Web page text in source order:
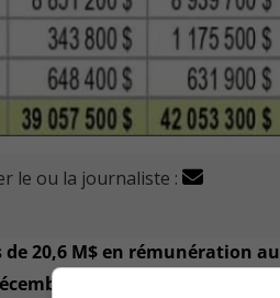
le ou la journaliste :
20,6 M$ en rémunération